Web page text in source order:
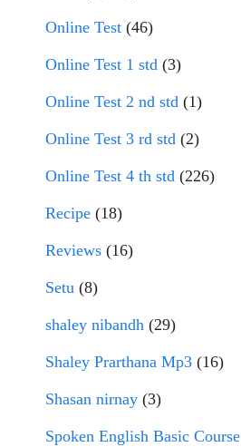
Online Test (46)
Online Test 1 std (3)
Online Test 2 nd std (1)
Online Test 3 rd std (2)
Online Test 4 th std (226)
Recipe (18)
Reviews (16)
Setu (8)
shaley nibandh (29)
Shaley Prarthana Mp3 (16)
Shasan nirnay (3)
Spoken English Basic Course